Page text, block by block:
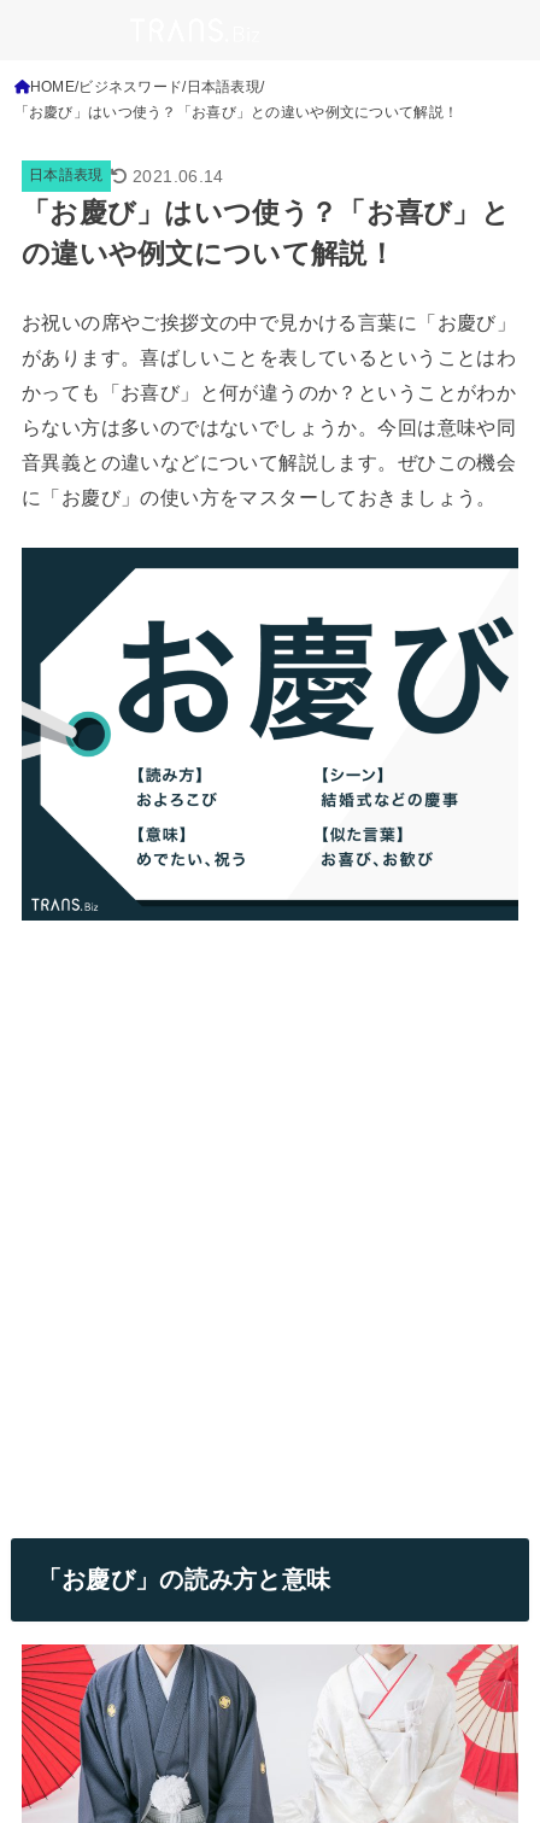
HOME ビジネスワード 日本語表現
「お慶び」はいつ使う？「お喜び」との違いや例文について解説！
日本語表現 2021.06.14
「お慶び」はいつ使う？「お喜び」と
の違いや例文について解説！
お祝いの席やご挨拶文の中で見かける言葉に「お慶び」
があります。喜ばしいことを表しているということはわ
かっても「お喜び」と何が違うのか？ということがわか
らない方は多いのではないでしょうか。今回は意味や同
音異義との違いなどについて解説します。ぜひこの機会
に「お慶び」の使い方をマスターしておきましょう。
「お慶び」の読み方と意味